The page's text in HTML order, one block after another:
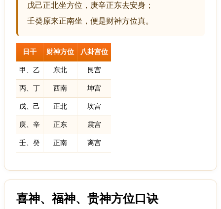
戊己正北坐方位，庚辛正东去安身；
壬癸原来正南坐，便是财神方位真。
日干 财神方位 八卦宫位
甲、乙 东北 艮宫
丙、丁 西南 坤宫
戊、己 正北 坎宫
庚、辛 正东 震宫
壬、癸 正南 离宫
喜神、福神、贵神方位口诀